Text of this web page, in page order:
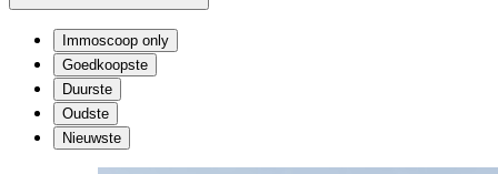
Immoscoop only
Goedkoopste
Duurste
Oudste
Nieuwste